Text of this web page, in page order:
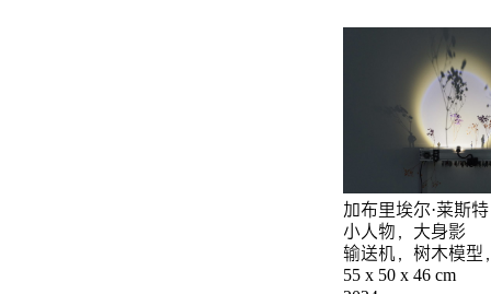
加布里埃尔·莱斯特
小人物，大身影
输送机，树木模型
55 x 50 x 46 cm